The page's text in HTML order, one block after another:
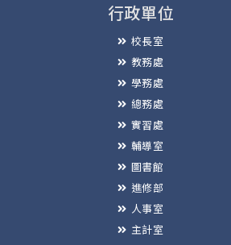
行政單位
校長室
教務處
學務處
總務處
實習處
輔導室
圖書館
進修部
人事室
主計室